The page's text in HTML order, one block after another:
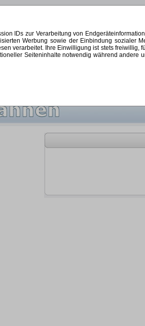
IDs zur Verarbeitung von
Werbung sowie der Einbindung
verarbeitet. Ihre Einwilligung ist stets
Seiteninhalte notwendig während
2026